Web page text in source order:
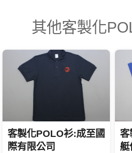
其他客製化
客製化POLO衫:成至國
際有限公司
客
艇